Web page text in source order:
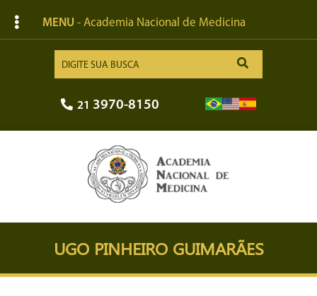
MENU - Academia Nacional de Medicina
21 3970-8150
UGO PINHEIRO GUIMARÃES